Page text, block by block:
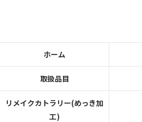
ホーム
取扱品目
リメイクカトラリー(めっき加
工)